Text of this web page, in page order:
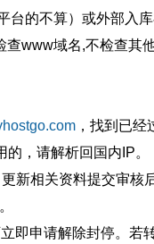
台的不算）或外部入
www域名,不检查其
，找到已
，请解析回国内IP。
更新相关资料提交审核
。
即申请解除封停。若